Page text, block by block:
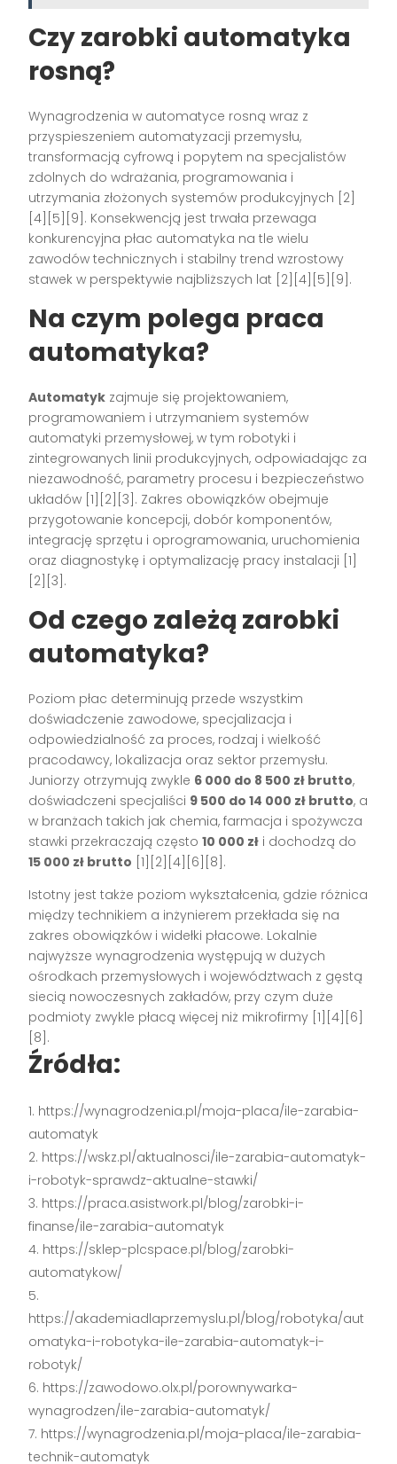
Czy zarobki automatyka
rosną?
Wynagrodzenia w automatyce rosną wraz z
przyspieszeniem automatyzacji przemysłu,
transformacją cyfrową i popytem na specjalistów
zdolnych do wdrażania, programowania i
utrzymania złożonych systemów produkcyjnych [2]
[4][5][9]. Konsekwencją jest trwała przewaga
konkurencyjna płac automatyka na tle wielu
zawodów technicznych i stabilny trend wzrostowy
stawek w perspektywie najbliższych lat [2][4][5][9].
Na czym polega praca
automatyka?
Automatyk zajmuje się projektowaniem,
programowaniem i utrzymaniem systemów
automatyki przemysłowej, w tym robotyki i
zintegrowanych linii produkcyjnych, odpowiadając za
niezawodność, parametry procesu i bezpieczeństwo
układów [1][2][3]. Zakres obowiązków obejmuje
przygotowanie koncepcji, dobór komponentów,
integrację sprzętu i oprogramowania, uruchomienia
oraz diagnostykę i optymalizację pracy instalacji [1]
[2][3].
Od czego zależą zarobki
automatyka?
Poziom płac determinują przede wszystkim
doświadczenie zawodowe, specjalizacja i
odpowiedzialność za proces, rodzaj i wielkość
pracodawcy, lokalizacja oraz sektor przemysłu.
Juniorzy otrzymują zwykle 6 000 do 8 500 zł brutto,
doświadczeni specjaliści 9 500 do 14 000 zł brutto, a
w branżach takich jak chemia, farmacja i spożywcza
stawki przekraczają często10 000 zł i dochodzą do
15 000 zł brutto [1][2][4][6][8].
Istotny jest także poziom wykształcenia, gdzie różnica
między technikiem a inżynierem przekłada się na
zakres obowiązków i widełki płacowe. Lokalnie
najwyższe wynagrodzenia występują w dużych
ośrodkach przemysłowych i województwach z gęstą
siecią nowoczesnych zakładów, przy czym duże
podmioty zwykle płacą więcej niż mikrofirmy [1][4][6]
[8].
Źródła:
https://wynagrodzenia.pl/moja-placa/ile-zarabia-
automatyk
https://wskz.pl/aktualnosci/ile-zarabia-automatyk-
i-robotyk-sprawdz-aktualne-stawki/
https://praca.asistwork.pl/blog/zarobki-i-
finanse/ile-zarabia-automatyk
https://sklep-plcspace.pl/blog/zarobki-
automatykow/
https://akademiadlaprzemyslu.pl/blog/robotyka/aut
omatyka-i-robotyka-ile-zarabia-automatyk-i-
robotyk/
https://zawodowo.olx.pl/porownywarka-
wynagrodzen/ile-zarabia-automatyk/
https://wynagrodzenia.pl/moja-placa/ile-zarabia-
technik-automatyk